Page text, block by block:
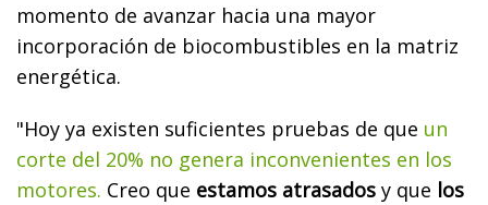
momento de avanzar hacia una mayor
incorporación de biocombustibles en la matriz
energética.
"Hoy ya existen suficientes pruebas de que un
corte del 20% no genera inconvenientes en los
motores. Creo que estamos atrasados y que los